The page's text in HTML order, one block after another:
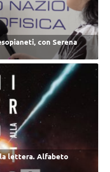
con Serena
lettera. Alfabeto